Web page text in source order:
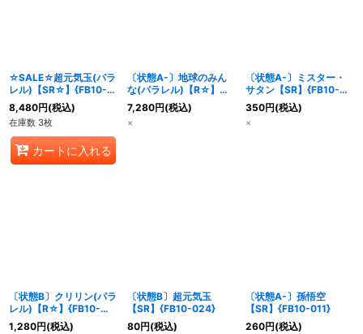
☆SALE☆超元気玉(パラ
レル)【SR☆】{FB10-
024}
8,480円(税込)
在庫数 3枚
カートに入れる
〔状態A-〕地球のみん
な(パラレル)【R☆】
{FB10-014}
7,280円(税込)
×
〔状態A-〕ミスター・
サタン【SR】{FB10-
021}
350円(税込)
×
〔状態B〕クリリン(パラ
レル)【R☆】{FB10-
006}
1,280円(税込)
〔状態B〕超元気玉
【SR】{FB10-024}
80円(税込)
〔状態A-〕孫悟空
【SR】{FB10-011}
260円(税込)